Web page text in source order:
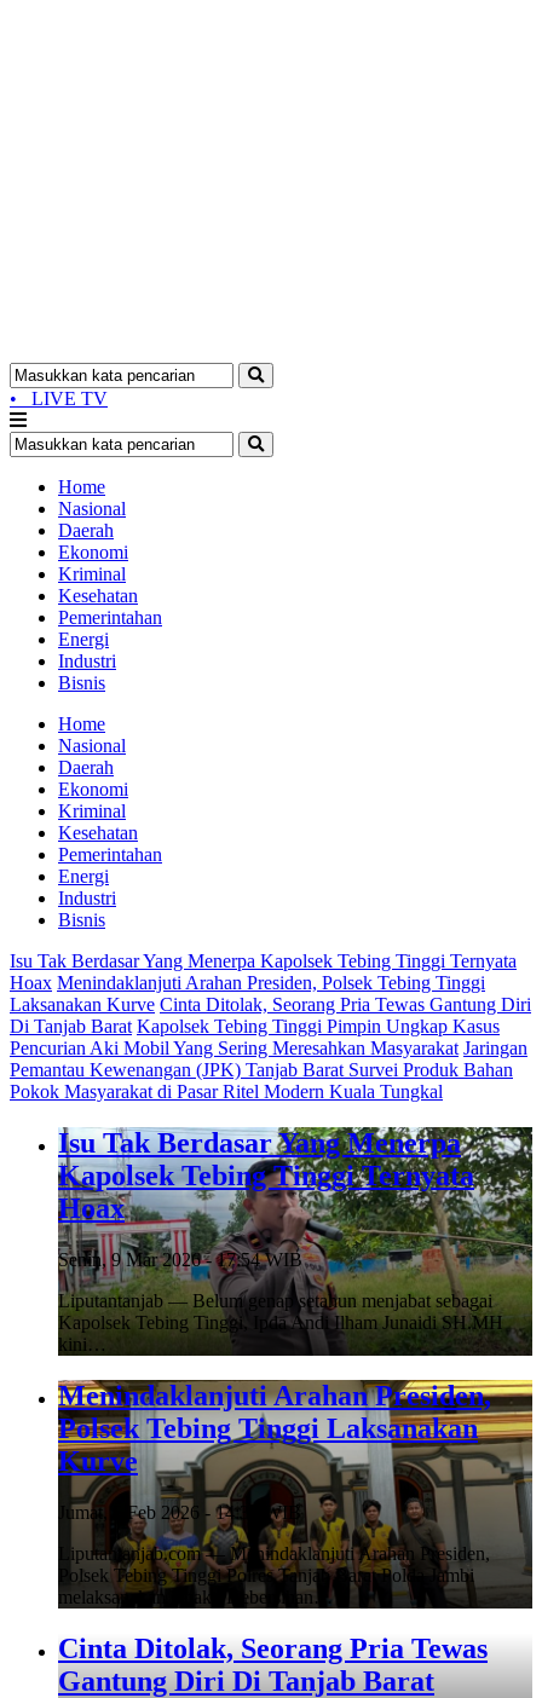
• LIVE TV
Home
Nasional
Daerah
Ekonomi
Kriminal
Kesehatan
Pemerintahan
Energi
Industri
Bisnis
Home
Nasional
Daerah
Ekonomi
Kriminal
Kesehatan
Pemerintahan
Energi
Industri
Bisnis
Isu Tak Berdasar Yang Menerpa Kapolsek Tebing Tinggi Ternyata
Hoax Menindaklanjuti Arahan Presiden, Polsek Tebing Tinggi
Laksanakan Kurve Cinta Ditolak, Seorang Pria Tewas Gantung Diri
Di Tanjab Barat Kapolsek Tebing Tinggi Pimpin Ungkap Kasus
Pencurian Aki Mobil Yang Sering Meresahkan Masyarakat Jaringan
Pemantau Kewenangan (JPK) Tanjab Barat Survei Produk Bahan
Pokok Masyarakat di Pasar Ritel Modern Kuala Tungkal
Isu Tak Berdasar Yang Menerpa
Kapolsek Tebing Tinggi Ternyata
Hoax
Senin, 9 Mar 2026 - 17:54 WIB
Liputantanjab — Belum genap setahun menjabat sebagai
Kapolsek Tebing Tinggi, Ipda Andi Ilham Junaidi SH.MH
kini…
Menindaklanjuti Arahan Presiden,
Polsek Tebing Tinggi Laksanakan
Kurve
Jumat, 6 Feb 2026 - 14:33 WIB
Liputantanjab.com — Menindaklanjuti Arahan Presiden,
Polsek Tebing Tinggi Polres Tanjab Barat Polda Jambi
melaksanakan Bhakti Kebersihan…
Cinta Ditolak, Seorang Pria Tewas
Gantung Diri Di Tanjab Barat